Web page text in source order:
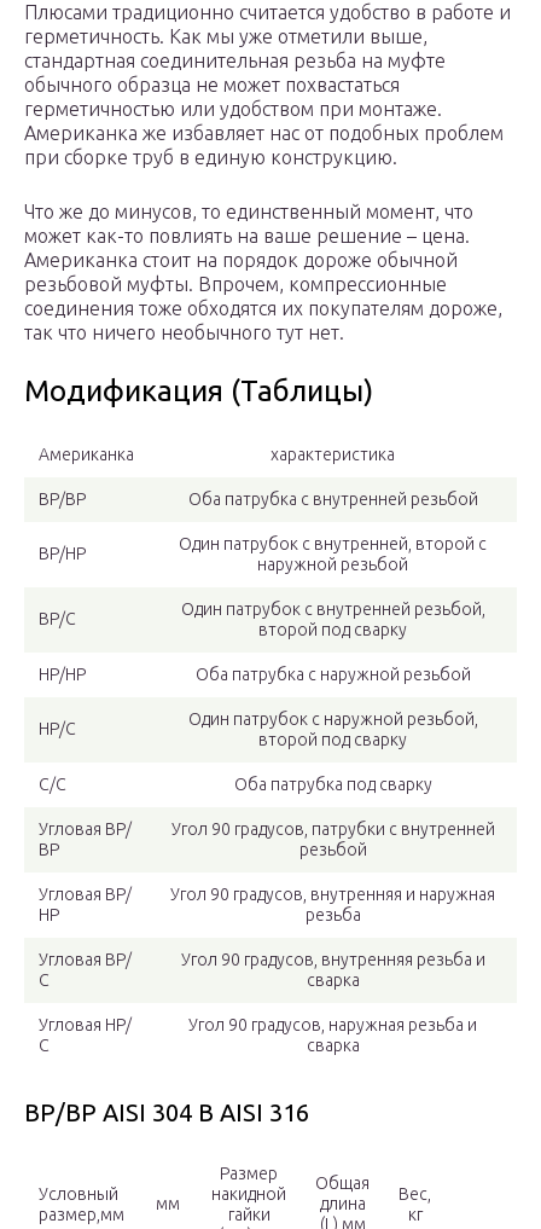
Плюсами традиционно считается удобство в работе и
герметичность. Как мы уже отметили выше,
стандартная соединительная резьба на муфте
обычного образца не может похвастаться
герметичностью или удобством при монтаже.
Американка же избавляет нас от подобных проблем
при сборке труб в единую конструкцию.
Что же до минусов, то единственный момент, что
может как-то повлиять на ваше решение – цена.
Американка стоит на порядок дороже обычной
резьбовой муфты. Впрочем, компрессионные
соединения тоже обходятся их покупателям дороже,
так что ничего необычного тут нет.
Модификация (Таблицы)
Американка характеристика
ВР/ВР Оба патрубка с внутренней резьбой
ВР/НР
Один патрубок с внутренней, второй с
наружной резьбой
ВР/С
Один патрубок с внутренней резьбой,
второй под сварку
НР/НР Оба патрубка с наружной резьбой
НР/С
Один патрубок с наружной резьбой,
второй под сварку
С/С Оба патрубка под сварку
Угловая ВР/
ВР
Угол 90 градусов, патрубки с внутренней
резьбой
Угловая ВР/
НР
Угол 90 градусов, внутренняя и наружная
резьба
Угловая ВР/
С
Угол 90 градусов, внутренняя резьба и
сварка
Угловая НР/
С
Угол 90 градусов, наружная резьба и
сварка
ВР/ВР AISI 304 B AISI 316
Условный
размер,мм
мм
Размер
накидной
гайки
Общая
длина
(L),мм
Вес,
кг